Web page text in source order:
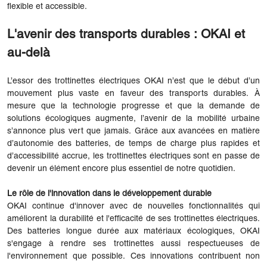
flexible et accessible.
L'avenir des transports durables : OKAI et
au-delà
L’essor des trottinettes électriques OKAI n’est que le début d’un
mouvement plus vaste en faveur des transports durables. À
mesure que la technologie progresse et que la demande de
solutions écologiques augmente, l’avenir de la mobilité urbaine
s’annonce plus vert que jamais. Grâce aux avancées en matière
d’autonomie des batteries, de temps de charge plus rapides et
d’accessibilité accrue, les trottinettes électriques sont en passe de
devenir un élément encore plus essentiel de notre quotidien.
Le rôle de l'innovation dans le développement durable
OKAI continue d'innover avec de nouvelles fonctionnalités qui
améliorent la durabilité et l'efficacité de ses trottinettes électriques.
Des batteries longue durée aux matériaux écologiques, OKAI
s'engage à rendre ses trottinettes aussi respectueuses de
l'environnement que possible. Ces innovations contribuent non